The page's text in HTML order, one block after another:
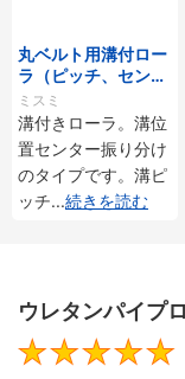
丸ベルト用溝付ロー
ラ（ピッチ、センタ
ー振り分けタイプ）
ベアリング付タイプ
ミスミ
溝付きローラ。溝位
置センター振り分け
のタイプです。溝ピ
ッチ...続きを読む
ウレタンパイプ